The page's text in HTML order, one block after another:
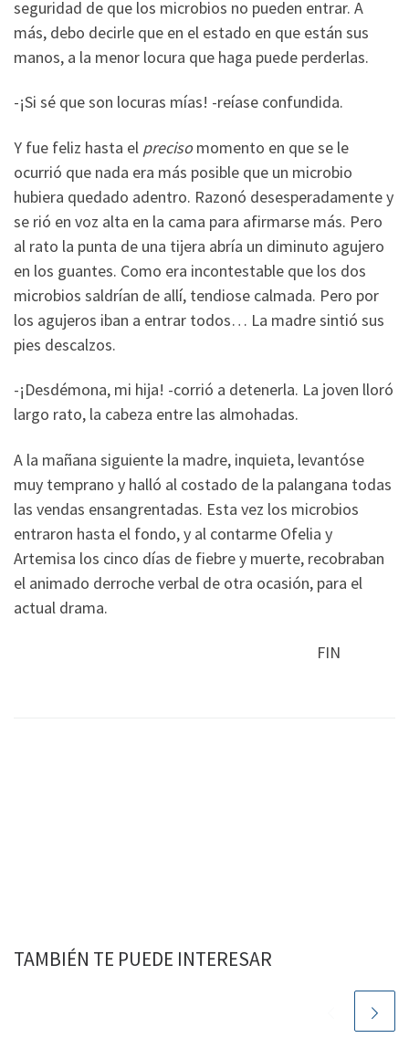
seguridad de que los microbios no pueden entrar. A
más, debo decirle que en el estado en que están sus
manos, a la menor locura que haga puede perderlas.
-¡Si sé que son locuras mías! -reíase confundida.
Y fue feliz hasta el precisomomento en que se le
ocurrió que nada era más posible que un microbio
hubiera quedado adentro. Razonó desesperadamente y
se rió en voz alta en la cama para afirmarse más. Pero
al rato la punta de una tijera abría un diminuto agujero
en los guantes. Como era incontestable que los dos
microbios saldrían de allí, tendiose calmada. Pero por
los agujeros iban a entrar todos… La madre sintió sus
pies descalzos.
-¡Desdémona, mi hija! -corrió a detenerla. La joven lloró
largo rato, la cabeza entre las almohadas.
A la mañana siguiente la madre, inquieta, levantóse
muy temprano y halló al costado de la palangana todas
las vendas ensangrentadas. Esta vez los microbios
entraron hasta el fondo, y al contarme Ofelia y
Artemisa los cinco días de fiebre y muerte, recobraban
el animado derroche verbal de otra ocasión, para el
actual drama.
FIN
TAMBIÉN TE PUEDE INTERESAR